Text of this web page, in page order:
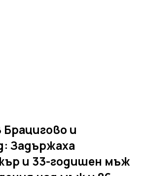
Брацигово и
Задържаха
и 33-годишен мъж